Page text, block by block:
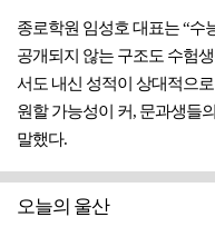
종로학원 임성호 대표는 “수
공개되지 않는 구조도 수험
서도 내신 성적이 상대적으
원할 가능성이 커, 문과생들
말했다.
오늘의 울산